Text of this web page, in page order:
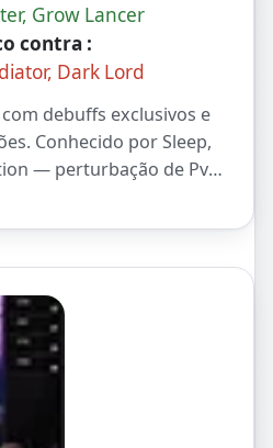
Grow Lancer
contra :
Dark Lord
debuffs exclusivos e
Conhecido por Sleep,
— perturbação de PvP